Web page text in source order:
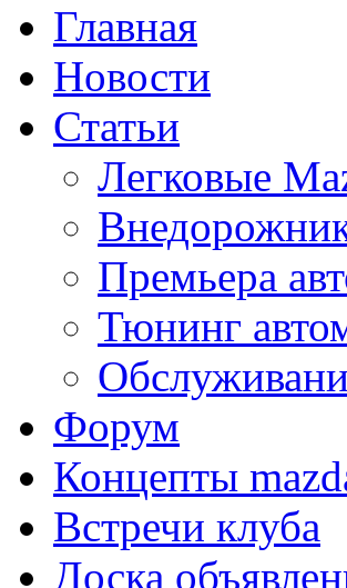
Главная
Новости
Статьи
Легковые
Премьера
Тюнинг
Форум
Концепты
Встречи клуба
Доска